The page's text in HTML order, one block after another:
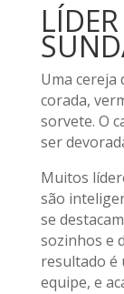
Uma cereja
corada,
sorvete. O
ser
Muitos
são
se
sozinhos e
resultado é
equipe, e